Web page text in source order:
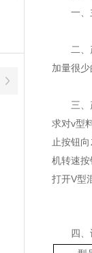
一、
二、
加量很
三、
求对v型
止按钮
机转速
打开V型
四